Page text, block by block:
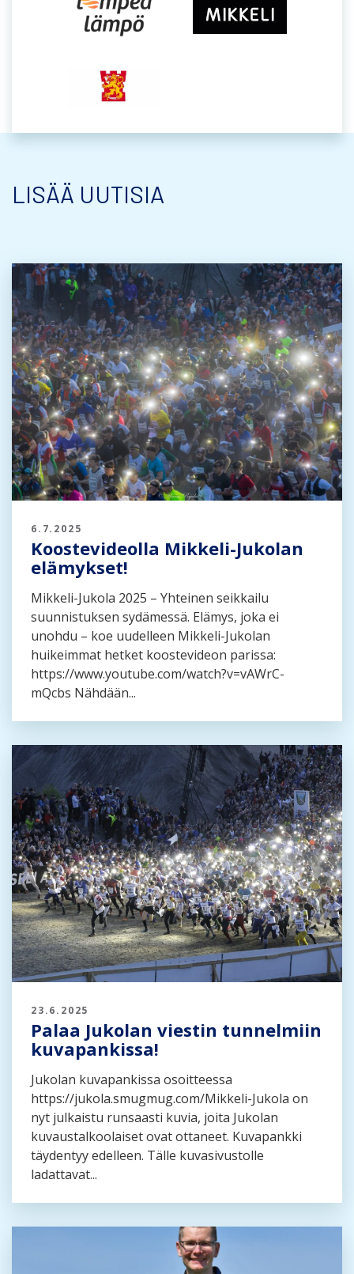
LISÄÄ UUTISIA
6.7.2025
Koostevideolla Mikkeli-Jukolan
elämykset!
Mikkeli-Jukola 2025 – Yhteinen seikkailu
suunnistuksen sydämessä. Elämys, joka ei
unohdu – koe uudelleen Mikkeli-Jukolan
huikeimmat hetket koostevideon parissa:
https://www.youtube.com/watch?v=vAWrC-
mQcbs Nähdään...
23.6.2025
Palaa Jukolan viestin tunnelmiin
kuvapankissa!
Jukolan kuvapankissa osoitteessa
https://jukola.smugmug.com/Mikkeli-Jukola on
nyt julkaistu runsaasti kuvia, joita Jukolan
kuvaustalkoolaiset ovat ottaneet. Kuvapankki
täydentyy edelleen. Tälle kuvasivustolle
ladattavat...